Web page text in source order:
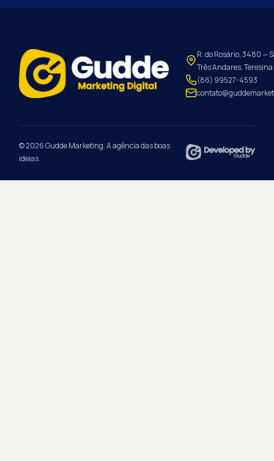
R. do Rosário, 3480 —
Três Andares,
(86) 99527-4593
© 2026 Gudde Marketing. A agência das boas
ideias.